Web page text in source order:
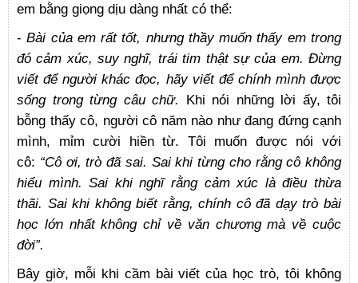
em bằng giọng dịu dàng nhất có thể:
-Bài của em rất tốt, nhưng thầy muốn thấy em trong
đó cảm xúc, suy nghĩ, trái tim thật sự của em. Đừng
viết để người khác đọc, hãy viết để chính mình được
sống trong từng câu chữ. Khi nói những lời ấy, tôi
bỗng thấy cô, người cô năm nào như đang đứng cạnh
mình, mỉm cười hiền từ. Tôi muốn được nói với
cô: “Cô ơi, trò đã sai. Sai khi từng cho rằng cô không
hiểu mình. Sai khi nghĩ rằng cảm xúc là điều thừa
thãi. Sai khi không biết rằng, chính cô đã dạy trò bài
học lớn nhất không chỉ về văn chương mà về cuộc
đời”.
Bây giờ, mỗi khi cầm bài viết của học trò, tôi không